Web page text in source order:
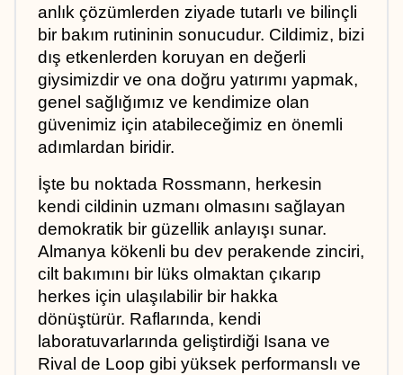
anlık çözümlerden ziyade tutarlı ve bilinçli
bir bakım rutininin sonucudur. Cildimiz, bizi
dış etkenlerden koruyan en değerli
giysimizdir ve ona doğru yatırımı yapmak,
genel sağlığımız ve kendimize olan
güvenimiz için atabileceğimiz en önemli
adımlardan biridir.
İşte bu noktada Rossmann, herkesin
kendi cildinin uzmanı olmasını sağlayan
demokratik bir güzellik anlayışı sunar.
Almanya kökenli bu dev perakende zinciri,
cilt bakımını bir lüks olmaktan çıkarıp
herkes için ulaşılabilir bir hakka
dönüştürür. Raflarında, kendi
laboratuvarlarında geliştirdiği Isana ve
Rival de Loop gibi yüksek performanslı ve